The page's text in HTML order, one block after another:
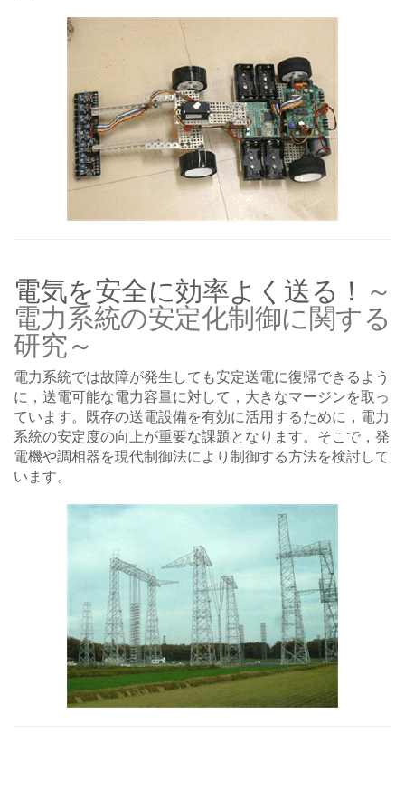
電気を安全に効率よく送る！ ～
電力系統の安定化制御に関する
研究～
電力系統では故障が発生しても安定送電に復帰できるよう
に，送電可能な電力容量に対して，大きなマージンを取っ
ています。既存の送電設備を有効に活用するために，電力
系統の安定度の向上が重要な課題となります。そこで，発
電機や調相器を現代制御法により制御する方法を検討して
います。